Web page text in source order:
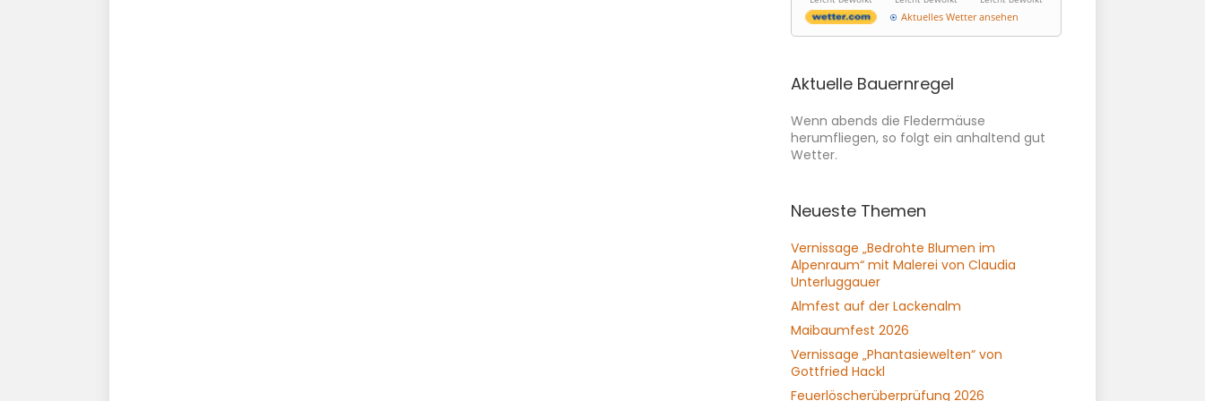
Aktuelles Wetter ansehen
Aktuelle Bauernregel
Wenn abends die Fledermäuse
herumfliegen, so folgt ein anhaltend gut
Wetter.
Neueste Themen
Vernissage „Bedrohte Blumen im
Alpenraum“ mit Malerei von Claudia
Unterluggauer
Almfest auf der Lackenalm
Maibaumfest 2026
Vernissage „Phantasiewelten“ von
Gottfried Hackl
Feuerlöscherüberprüfung 2026